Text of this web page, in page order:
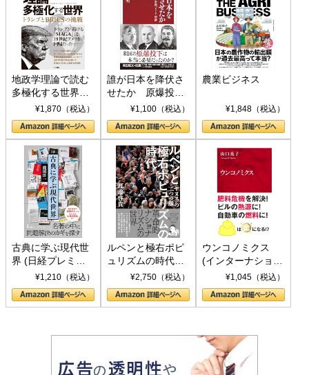
地政学理論で読む
多極化する世界：
トランプとBRICS
の挑戦
¥1,870（税込）
誰が日本を降伏さ
せたか 原爆投
下、ソ連参戦、そ
して聖断 (PHP新
書)
¥1,100（税込）
農業ビジネス
¥1,848（税込）
古典に学ぶ現代世
界 (日経プレミア
シリーズ)¥1,210（税込）
ルペンと極右ポピ
ュリズムの時代：
〈ヤヌス〉の二つ
の顔
¥2,750（税込）
ウンコノミクス
(インターナショナ
ル新書)¥1,045（税込）